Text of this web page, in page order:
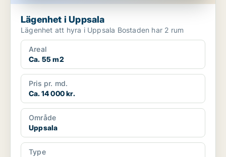
Lägenhet i Uppsala
Lägenhet att hyra i Uppsala Bostaden har 2 rum
Areal
Ca. 55 m2
Pris pr. md.
Ca. 14 000 kr.
Område
Uppsala
Type